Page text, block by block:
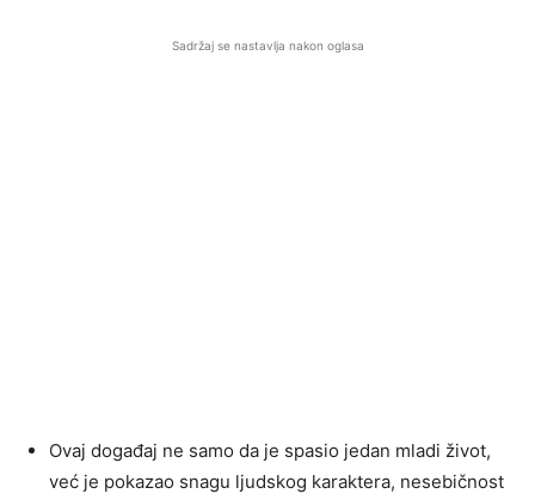
Sadržaj se nastavlja nakon oglasa
Ovaj događaj ne samo da je spasio jedan mladi život,
već je pokazao snagu ljudskog karaktera, nesebičnost